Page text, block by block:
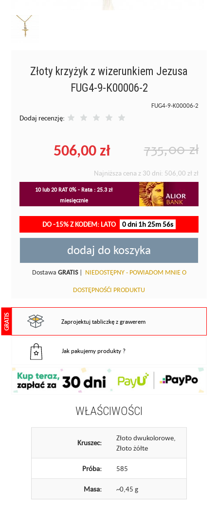
Złoty krzyżyk z wizerunkiem Jezusa
FUG4-9-K00006-2
FUG4-9-K00006-2
Dodaj recenzję:
735,00 zł
506,00 zł
Najniższa cena z 30 dni: 506,00 zł zł
10 lub 20 RAT 0% - Rata : 25.3 zł
miesięcznie
DO -15% Z KODEM: LATO 0 dni 1h 25m 56s
dodaj do koszyka
Dostawa GRATIS| NIEDOSTĘPNY - POWIADOM MNIE O
DOSTĘPNOŚĆI PRODUKTU
GRATIS Zaprojektuj tabliczkę z grawerem
Jak pakujemy produkty ?
WŁAŚCIWOŚCI
Kruszec:
Złoto dwukolorowe,
Złoto żółte
Próba: 585
Masa: ~0,45 g